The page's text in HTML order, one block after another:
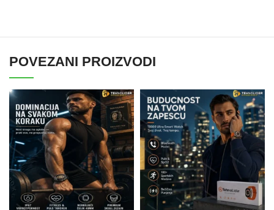
POVEZANI PROIZVODI